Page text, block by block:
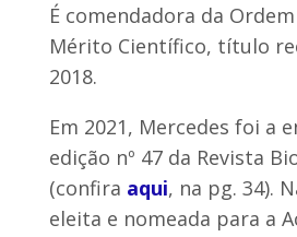
É comendadora da
Mérito Científico, título
2018.
Em 2021, Mercedes foi a
edição nº 47 da Revista
(confira aqui, na pg. 34).
eleita e nomeada para a